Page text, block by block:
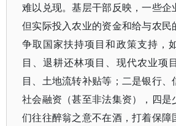
难以兑现。基层干部反映，一些企
但实际投入农业的资金和给与农民
争取国家扶持项目和政策支持，
目、退耕还林项目、现代农业项
目、土地流转补贴等；二是银行、
社会融资（甚至非法集资），四是
们往往醉翁之意不在酒，打着保障